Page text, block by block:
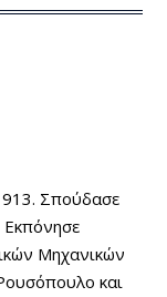
Σπούδασε
Εκπόνησε
Μηχανικών
και